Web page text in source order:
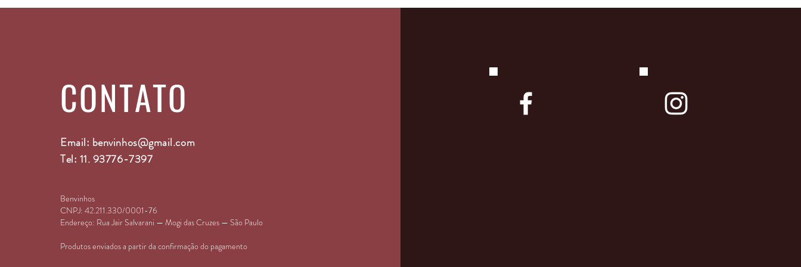
CONTATO
Email: benvinhos@gmail.com
Tel: 11. 93776-7397
Benvinhos
CNPJ: 42.211.330/0001-76
Endereço: Rua Jair Salvarani — Mogi das Cruzes — São Paulo
Produtos enviados a partir da confirmação do pagamento